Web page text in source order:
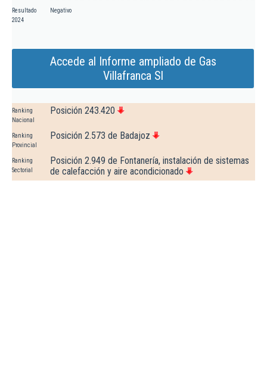
Resultado
2024
Negativo
Accede al Informe ampliado de Gas
Villafranca Sl
Ranking
Nacional
Posición 243.420
Ranking
Provincial
Posición 2.573 de Badajoz
Ranking
Sectorial
Posición 2.949 de Fontanería, instalación de sistemas
de calefacción y aire acondicionado